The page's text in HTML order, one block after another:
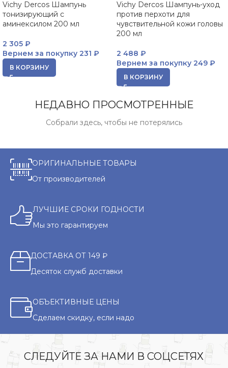
Vichy Dercos Шампунь
тонизирующий с
аминексилом 200 мл
2 305 ₽
Вернем за покупку 231 ₽
В КОРЗИНУ
Vichy Dercos Шампунь-уход
против перхоти для
чувствительной кожи головы
200 мл
2 488 ₽
Вернем за покупку 249 ₽
В КОРЗИНУ
НЕДАВНО ПРОСМОТРЕННЫЕ
Собрали здесь, чтобы не потерялись
ОРИГИНАЛЬНЫЕ ТОВАРЫ
От производителей
ЛУЧШИЕ СРОКИ ГОДНОСТИ
Мы это гарантируем
ДОСТАВКА ОТ 149 ₽
Десяток служб доставки
ОБЪЕКТИВНЫЕ ЦЕНЫ
Сделаем скидку, если надо
СЛЕДУЙТЕ ЗА НАМИ В СОЦСЕТЯХ